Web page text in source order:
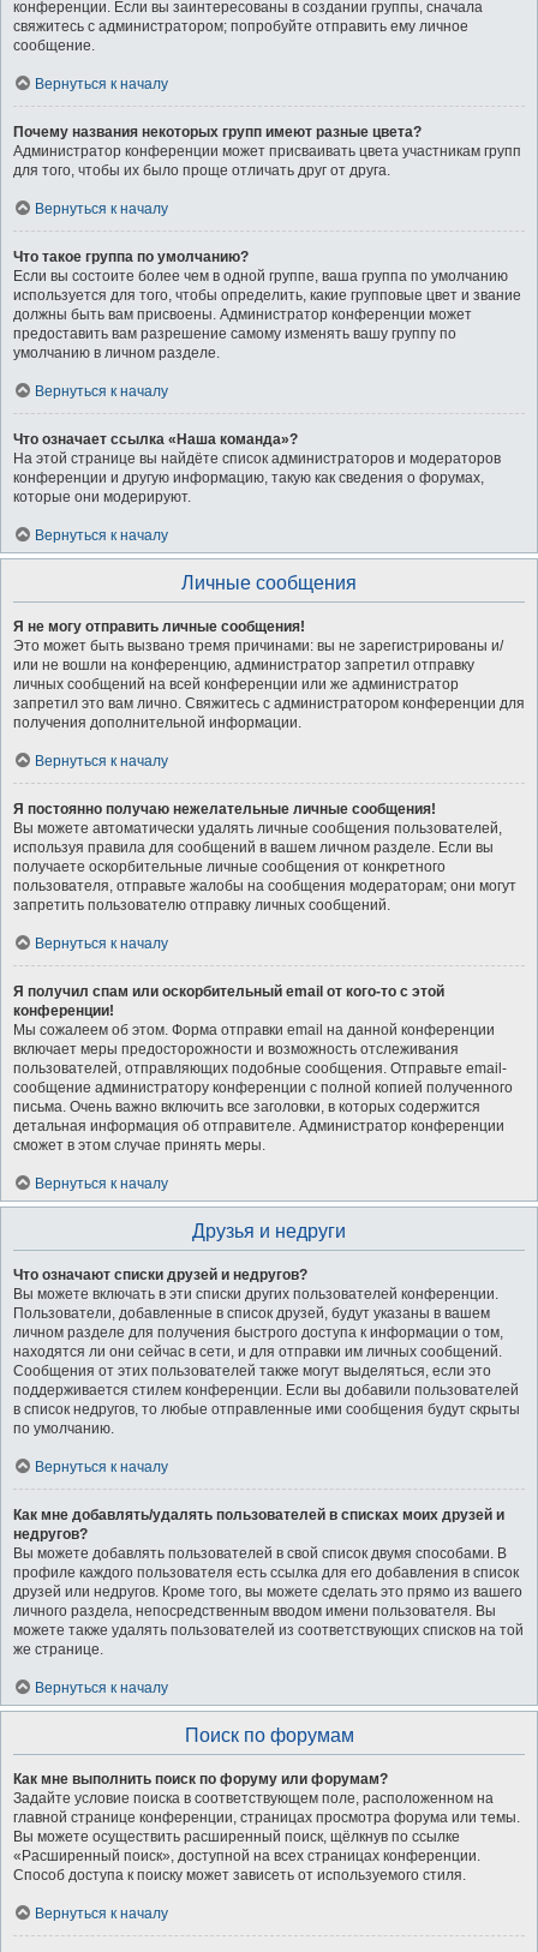
конференции. Если вы заинтересованы в создании группы, сначала
свяжитесь с администратором; попробуйте отправить ему личное
сообщение.
Вернуться к началу
Почему названия некоторых групп имеют разные цвета?
Администратор конференции может присваивать цвета участникам групп
для того, чтобы их было проще отличать друг от друга.
Вернуться к началу
Что такое группа по умолчанию?
Если вы состоите более чем в одной группе, ваша группа по умолчанию
используется для того, чтобы определить, какие групповые цвет и звание
должны быть вам присвоены. Администратор конференции может
предоставить вам разрешение самому изменять вашу группу по
умолчанию в личном разделе.
Вернуться к началу
Что означает ссылка «Наша команда»?
На этой странице вы найдёте список администраторов и модераторов
конференции и другую информацию, такую как сведения о форумах,
которые они модерируют.
Вернуться к началу
Личные сообщения
Я не могу отправить личные сообщения!
Это может быть вызвано тремя причинами: вы не зарегистрированы и/
или не вошли на конференцию, администратор запретил отправку
личных сообщений на всей конференции или же администратор
запретил это вам лично. Свяжитесь с администратором конференции для
получения дополнительной информации.
Вернуться к началу
Я постоянно получаю нежелательные личные сообщения!
Вы можете автоматически удалять личные сообщения пользователей,
используя правила для сообщений в вашем личном разделе. Если вы
получаете оскорбительные личные сообщения от конкретного
пользователя, отправьте жалобы на сообщения модераторам; они могут
запретить пользователю отправку личных сообщений.
Вернуться к началу
Я получил спам или оскорбительный email от кого-то с этой
конференции!
Мы сожалеем об этом. Форма отправки email на данной конференции
включает меры предосторожности и возможность отслеживания
пользователей, отправляющих подобные сообщения. Отправьте email-
сообщение администратору конференции с полной копией полученного
письма. Очень важно включить все заголовки, в которых содержится
детальная информация об отправителе. Администратор конференции
сможет в этом случае принять меры.
Вернуться к началу
Друзья и недруги
Что означают списки друзей и недругов?
Вы можете включать в эти списки других пользователей конференции.
Пользователи, добавленные в список друзей, будут указаны в вашем
личном разделе для получения быстрого доступа к информации о том,
находятся ли они сейчас в сети, и для отправки им личных сообщений.
Сообщения от этих пользователей также могут выделяться, если это
поддерживается стилем конференции. Если вы добавили пользователей
в список недругов, то любые отправленные ими сообщения будут скрыты
по умолчанию.
Вернуться к началу
Как мне добавлять/удалять пользователей в списках моих друзей и
недругов?
Вы можете добавлять пользователей в свой список двумя способами. В
профиле каждого пользователя есть ссылка для его добавления в список
друзей или недругов. Кроме того, вы можете сделать это прямо из вашего
личного раздела, непосредственным вводом имени пользователя. Вы
можете также удалять пользователей из соответствующих списков на той
же странице.
Вернуться к началу
Поиск по форумам
Как мне выполнить поиск по форуму или форумам?
Задайте условие поиска в соответствующем поле, расположенном на
главной странице конференции, страницах просмотра форума или темы.
Вы можете осуществить расширенный поиск, щёлкнув по ссылке
«Расширенный поиск», доступной на всех страницах конференции.
Способ доступа к поиску может зависеть от используемого стиля.
Вернуться к началу